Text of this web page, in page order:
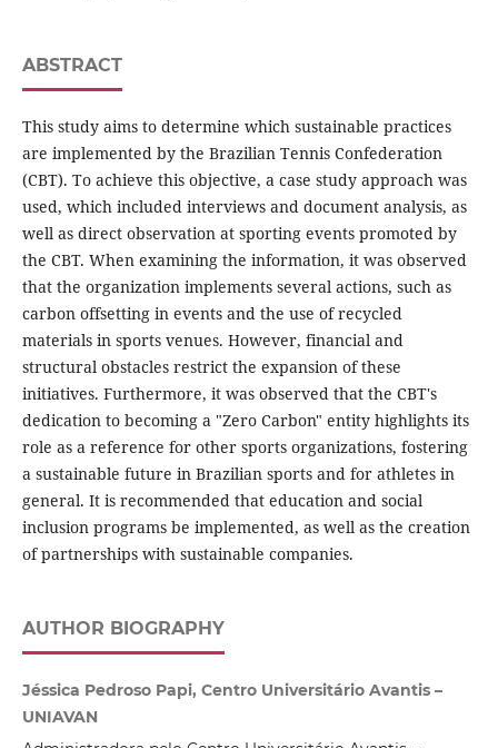
ABSTRACT
This study aims to determine which sustainable practices
are implemented by the Brazilian Tennis Confederation
(CBT). To achieve this objective, a case study approach was
used, which included interviews and document analysis, as
well as direct observation at sporting events promoted by
the CBT. When examining the information, it was observed
that the organization implements several actions, such as
carbon offsetting in events and the use of recycled
materials in sports venues. However, financial and
structural obstacles restrict the expansion of these
initiatives. Furthermore, it was observed that the CBT's
dedication to becoming a "Zero Carbon" entity highlights its
role as a reference for other sports organizations, fostering
a sustainable future in Brazilian sports and for athletes in
general. It is recommended that education and social
inclusion programs be implemented, as well as the creation
of partnerships with sustainable companies.
AUTHOR BIOGRAPHY
Jéssica Pedroso Papi, Centro Universitário Avantis –
UNIAVAN